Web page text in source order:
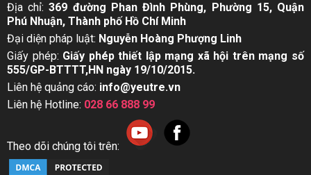
Địa chỉ:369 đường Phan Đình Phùng, Phường 15, Quận
Phú Nhuận, Thành phố Hồ Chí Minh
Đại diện pháp luật: Nguyễn Hoàng Phượng Linh
Giấy phép: Giấy phép thiết lập mạng xã hội trên mạng số
555/GP-BTTTT,HN ngày 19/10/2015.
Liên hệ quảng cáo: info@yeutre.vn
Liên hệ Hotline: 028 66 888 99
Theo dõi chúng tôi trên: